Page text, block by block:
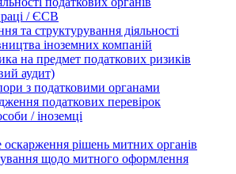
/ ЄСВ
та структурування діяльності
іноземних компаній
на предмет податкових ризиків
аудит)
з податковими органами
податкових перевірок
/ іноземці
оскарження рішень митних органів
щодо митного оформлення